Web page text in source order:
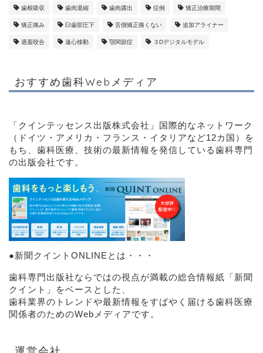
歯根吸収 歯肉退縮 歯肉露出 症例 矯正治療期間
矯正痛み 臼歯部圧下 舌側矯正痛くない 追加アライナー
過蓋咬合 遠心移動 顎関節症 ３Dデジタルモデル
おすすめ歯科Webメディア
「クインテッセンス出版株式会社」 国際的なネットワーク
（ドイツ・アメリカ・フランス・イタリアなど12カ国）を
もち、歯科医療、技術の最新情報を発信している歯科専門
の出版会社です。
●新聞クイントONLINEとは・・・
歯科専門出版社ならではの視点が満載の総合情報紙「新聞
クイント」をベースとした、
歯科業界のトレンドや最新情報をすばやく届ける歯科医療
関係者のためのWebメディアです。